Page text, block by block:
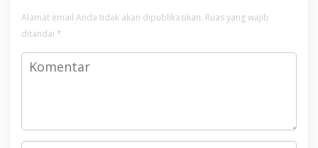
Alamat email Anda tidak akan dipublikasikan. Ruas yang wajib
ditandai *